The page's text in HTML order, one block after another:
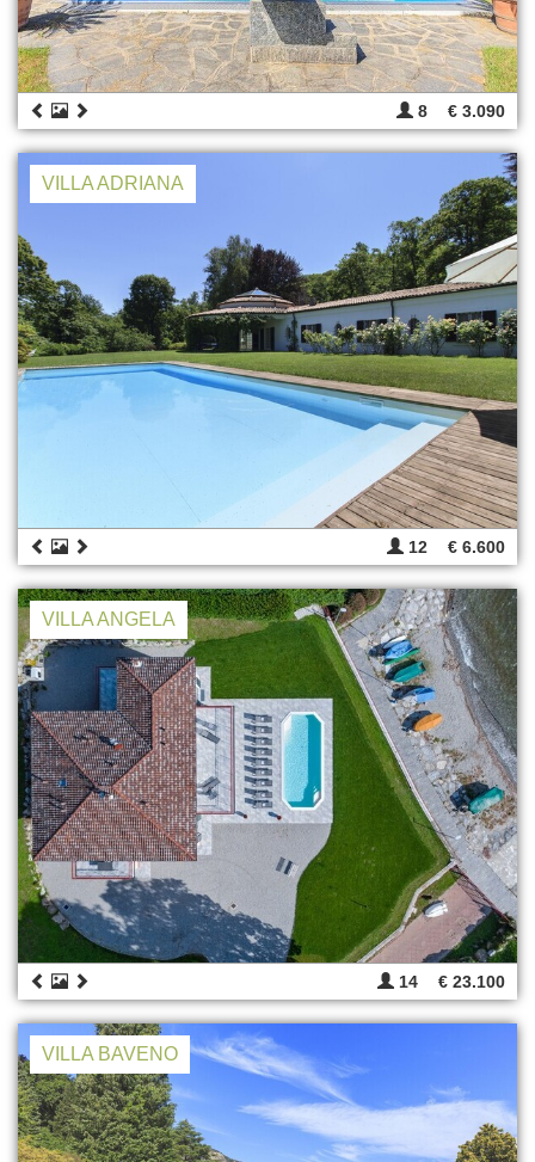
8 € 3.090
VILLA ADRIANA
12 € 6.600
VILLA ANGELA
14 € 23.100
VILLA BAVENO